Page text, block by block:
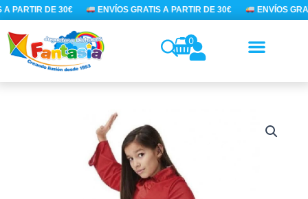
Ir
al
contenido
PARTIR DE 30€ ENVÍOS GRATIS A PARTIR DE 30€ ENVÍOS
0